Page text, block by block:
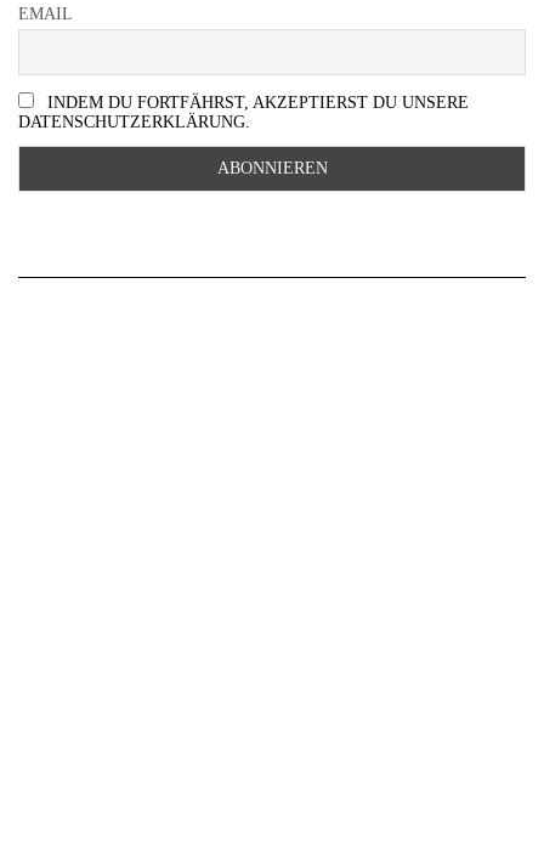
EMAIL
INDEM DU FORTFÄHRST, AKZEPTIERST DU UNSERE
DATENSCHUTZERKLÄRUNG.